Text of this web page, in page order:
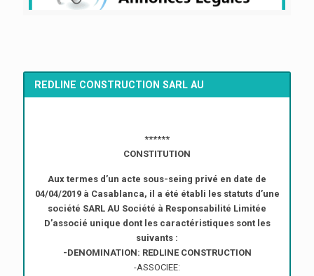
REDLINE CONSTRUCTION SARL AU
******
CONSTITUTION
Aux termes d’un acte sous-seing privé en date de
04/04/2019 à Casablanca, il a été établi les statuts d’une
société SARL AU Société à Responsabilité Limitée
D’associé unique dont les caractéristiques sont les
suivants :
-DENOMINATION: REDLINE CONSTRUCTION
-ASSOCIEE: